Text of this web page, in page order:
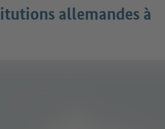
allemandes à